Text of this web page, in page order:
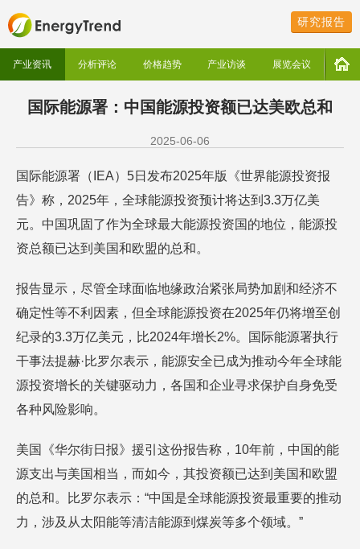
研究报告
产业资讯 分析评论 价格趋势 产业访谈 展览会议
国际能源署：中国能源投资额已达美欧总和
2025-06-06
国际能源署（IEA）5日发布2025年版《世界能源投资报
告》称，2025年，全球能源投资预计将达到3.3万亿美
元。中国巩固了作为全球最大能源投资国的地位，能源投
资总额已达到美国和欧盟的总和。
报告显示，尽管全球面临地缘政治紧张局势加剧和经济不
确定性等不利因素，但全球能源投资在2025年仍将增至创
纪录的3.3万亿美元，比2024年增长2%。国际能源署执行
干事法提赫·比罗尔表示，能源安全已成为推动今年全球能
源投资增长的关键驱动力，各国和企业寻求保护自身免受
各种风险影响。
美国《华尔街日报》援引这份报告称，10年前，中国的能
源支出与美国相当，而如今，其投资额已达到美国和欧盟
的总和。比罗尔表示：“中国是全球能源投资最重要的推动
力，涉及从太阳能等清洁能源到煤炭等多个领域。”